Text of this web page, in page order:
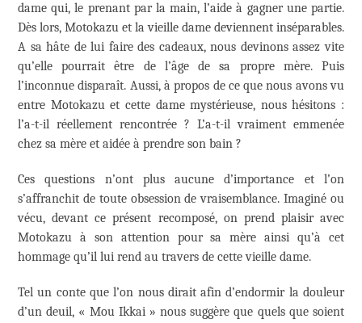
dame qui, le prenant par la main, l’aide à gagner une partie.
Dès lors, Motokazu et la vieille dame deviennent inséparables.
A sa hâte de lui faire des cadeaux, nous devinons assez vite
qu’elle pourrait être de l’âge de sa propre mère. Puis
l’inconnue disparaît. Aussi, à propos de ce que nous avons vu
entre Motokazu et cette dame mystérieuse, nous hésitons :
l’a-t-il réellement rencontrée ? L’a-t-il vraiment emmenée
chez sa mère et aidée à prendre son bain ?
Ces questions n’ont plus aucune d’importance et l’on
s’affranchit de toute obsession de vraisemblance. Imaginé ou
vécu, devant ce présent recomposé, on prend plaisir avec
Motokazu à son attention pour sa mère ainsi qu’à cet
hommage qu’il lui rend au travers de cette vieille dame.
Tel un conte que l’on nous dirait afin d’endormir la douleur
d’un deuil, « Mou Ikkai » nous suggère que quels que soient